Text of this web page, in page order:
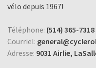
vélo depuis 1967!
Téléphone: (514) 365-7318
Courriel:
Adresse: 9031 Airlie,